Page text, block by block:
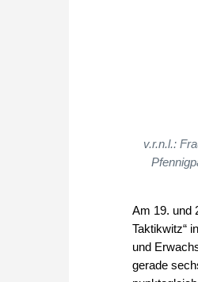
v.r.n.l.:
Am 19. und
Taktikwitz“
und
gerade